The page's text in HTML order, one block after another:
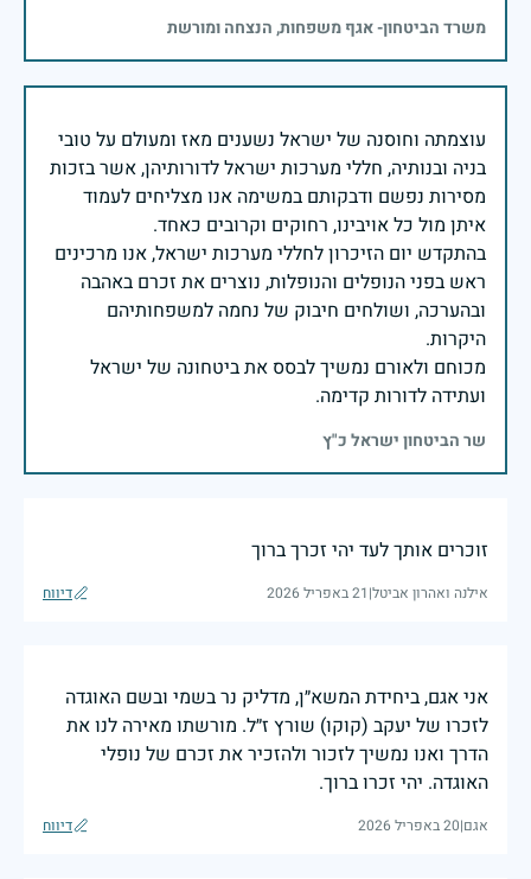
משרד הביטחון- אגף משפחות, הנצחה ומורשת
עוצמתה וחוסנה של ישראל נשענים מאז ומעולם על טובי
בניה ובנותיה, חללי מערכות ישראל לדורותיהן, אשר בזכות
מסירות נפשם ודבקותם במשימה אנו מצליחים לעמוד
בהתקדש יום הזיכרון לחללי מערכות ישראל, אנו מרכינים
ראש בפני הנופלים והנופלות, נוצרים את זכרם באהבה
ובהערכה, ושולחים חיבוק של נחמה למשפחותיהם
מכוחם ולאורם נמשיך לבסס את ביטחונה של ישראל
ועתידה לדורות קדימה.
שר הביטחון ישראל כ"ץ
זוכרים אותך לעד יהי זכרך ברוך
אילנה ואהרון אביטל|21 באפריל 2026 דיווח
אני אגם, ביחידת המשא״ן, מדליק נר בשמי ובשם האוגדה
לזכרו של יעקב (קוקו) שורץ ז״ל. מורשתו מאירה לנו את
הדרך ואנו נמשיך לזכור ולהזכיר את זכרם של נופלי
האוגדה. יהי זכרו ברוך.
אגם|20 באפריל 2026 דיווח